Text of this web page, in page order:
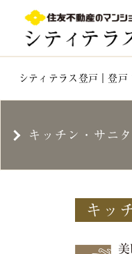
登戸駅徒歩11分｜シテ
シティテラス登戸｜登
キッチン・サニ
キッ